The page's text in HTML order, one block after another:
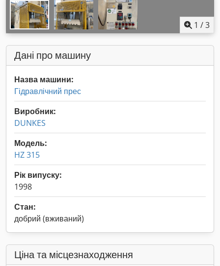
1 /3
Дані про машину
Назва машини:
Гідравлічний прес
Виробник:
DUNKES
Модель:
HZ 315
Рік випуску:
1998
Стан:
добрий (вживаний)
Ціна та місцезнаходження